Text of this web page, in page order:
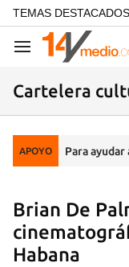
common.go-to-content
TEMAS DESTACADOS
Navegación
Cartelera
APOYO Para
Brian De
Habana